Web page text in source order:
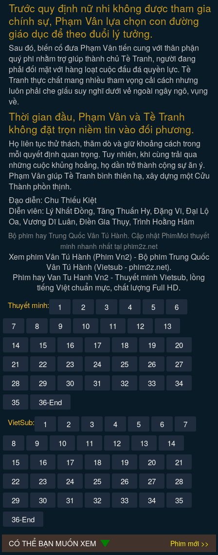
Trước quy định nữ nhi không được tham gia
chính sự, Phạm Vân lựa chọn con đường
giáo dục để theo đuổi lý tưởng.
Sau đó, biến cố đưa Phạm Vân tiến cung với thân phận
quý phi nhằm trợ giúp thành chủ Tề Tranh, người đang
phải đối mặt với hàng loạt cuộc đấu đá quyền lực. Tề
Tranh thực chất mang nhiều tham vọng cải cách nhưng
luôn phải che giấu suy nghĩ dưới vẻ ngoài ngây ngô, vụng
về.
Thời gian đầu, Phạm Vân và Tề Tranh
không đặt trọn niềm tin vào đối phương.
Họ liên tục thử thách, thăm dò và giữ khoảng cách trong
mỗi quyết định quan trọng. Tuy nhiên, khi cùng trải qua
những cuộc khủng hoảng, họ dần trở thành cộng sự ăn ý.
Phạm Vân giúp Tề Tranh bình thiên hạ, xây dựng một Cửu
Thành phồn thịnh.
Đạo diễn: Chu Thiếu Kiệt
Diễn viên: Lý Nhất Đồng, Tăng Thuấn Hy, Đặng Vi, Đại Lộ
Oa, Vương Dĩ Luân, Điền Gia Thụy, Trình Hoằng Hâm
Bộ phim hay Trung Quốc Vân Tú Hành. Cập nhật PhimMoi thuyết
minh nhanh nhất tại phim2z.net
Xem phim Vân Tú Hành (Phim Vn2) - Bộ phim Trung Quốc
Vân Tú Hành (Vietsub - phim2z.net).
Phim hay Van Tu Hanh Vn2 - Thuyết minh Vietsub, lồng
tiếng Việt chuẩn mực, chất lượng Full HD.
Thuyết minh: 1 2 3 4 5
6
7
8 9 10 11 12
13
14
15 16 17 18 19
20
21
22 23 24 25 26
27
28
29 30 31 32 33
34
35
36-End
VietSub:
1 2 3 4 5 6
7
8
9 10 11 12 13
14
15
16 17 18 19 20
21
22
23 24 25 26 27
28
29
30 31 32 33 34
35
36-End
CÓ THỂ BẠN MUỐN XEM Phim mới >>